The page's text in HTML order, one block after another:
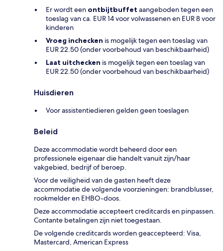
Er wordt een ontbijtbuffet aangeboden tegen een
toeslag van ca. EUR 14 voor volwassenen en EUR 8 voor
kinderen
Vroeg inchecken is mogelijk tegen een toeslag van
EUR 22.50 (onder voorbehoud van beschikbaarheid)
Laat uitchecken is mogelijk tegen een toeslag van
EUR 22.50 (onder voorbehoud van beschikbaarheid)
Huisdieren
Voor assistentiedieren gelden geen toeslagen
Beleid
Deze accommodatie wordt beheerd door een
professionele eigenaar die handelt vanuit zijn/haar
vakgebied, bedrijf of beroep.
Voor de veiligheid van de gasten heeft deze
accommodatie de volgende voorzieningen: brandblusser,
rookmelder en EHBO-doos.
Deze accommodatie accepteert creditcards en pinpassen.
Contante betalingen zijn niet toegestaan.
De volgende creditcards worden geaccepteerd: Visa,
Mastercard, American Express